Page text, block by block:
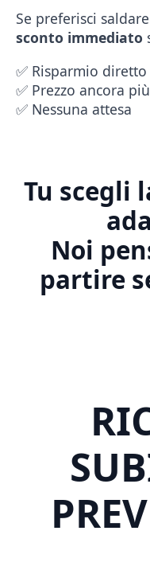
Se preferisci
sconto immediato
✅ Risparmio diretto
✅ Prezzo ancora
✅ Nessuna attesa
Tu scegli
Noi
partire